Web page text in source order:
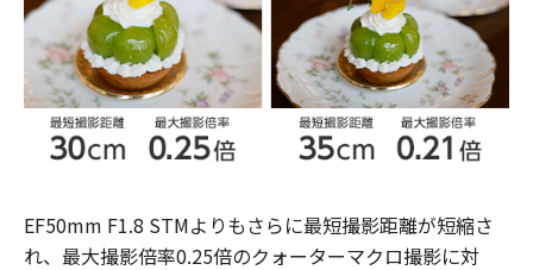
EF50mm F1.8 STMよりもさらに最短撮影距離が短縮さ
れ、最大撮影倍率0.25倍のクォーターマクロ撮影に対